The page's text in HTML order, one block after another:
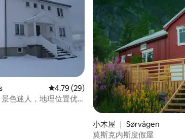
平均评分 4.79 分（满分 5 分），共 29
4.79 (29)
色迷人，地理位置优
小木屋 ｜ Sørvågen
莫斯克内斯度假屋